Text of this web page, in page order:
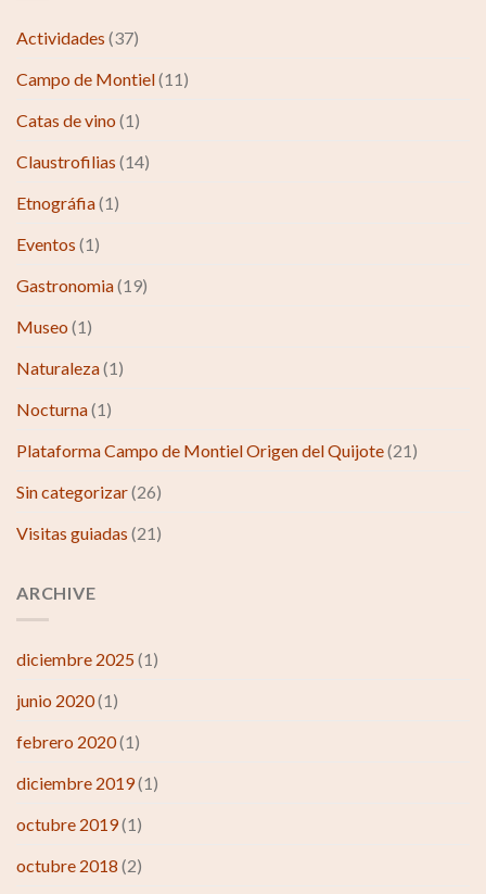
Actividades (37)
Campo de Montiel(11)
Catas de vino (1)
Claustrofilias (14)
Etnográfia(1)
Eventos (1)
Gastronomia(19)
Museo (1)
Naturaleza(1)
Nocturna(1)
Plataforma Campo de Montiel Origen del Quijote(21)
Sin categorizar(26)
Visitas guiadas (21)
ARCHIVE
diciembre 2025(1)
junio 2020(1)
febrero 2020(1)
diciembre 2019(1)
octubre 2019(1)
octubre 2018 (2)